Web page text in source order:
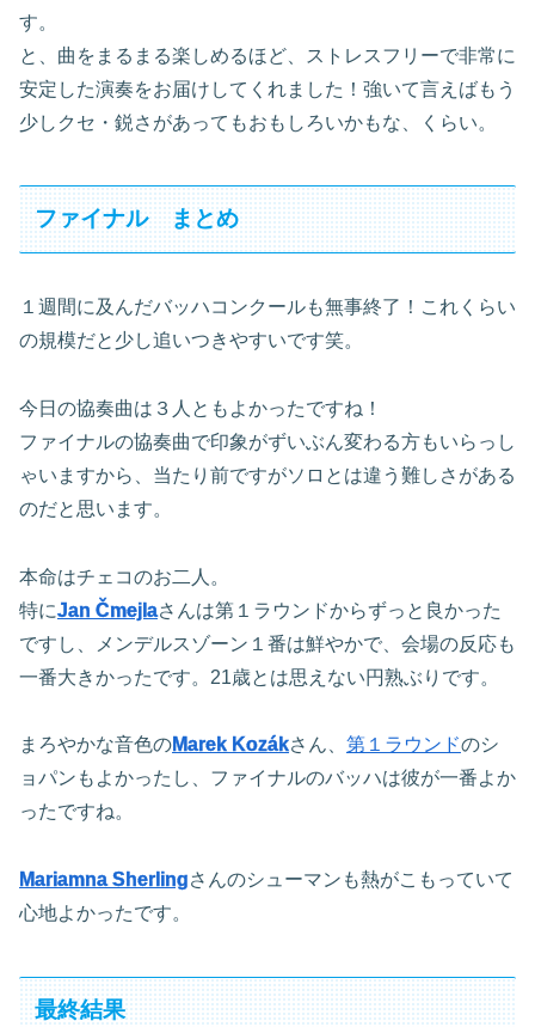
す。
と、曲をまるまる楽しめるほど、ストレスフリーで非常に
安定した演奏をお届けしてくれました！強いて言えばもう
少しクセ・鋭さがあってもおもしろいかもな、くらい。
ファイナル まとめ
１週間に及んだバッハコンクールも無事終了！これくらい
の規模だと少し追いつきやすいです笑。
今日の協奏曲は３人ともよかったですね！
ファイナルの協奏曲で印象がずいぶん変わる方もいらっし
ゃいますから、当たり前ですがソロとは違う難しさがある
のだと思います。
本命はチェコのお二人。
特にJan Čmejlaさんは第１ラウンドからずっと良かった
ですし、メンデルスゾーン１番は鮮やかで、会場の反応も
一番大きかったです。21歳とは思えない円熟ぶりです。
まろやかな音色のMarek Kozákさん、 第１ラウンドのシ
ョパンもよかったし、ファイナルのバッハは彼が一番よか
ったですね。
Mariamna Sherlingさんのシューマンも熱がこもっていて
心地よかったです。
最終結果